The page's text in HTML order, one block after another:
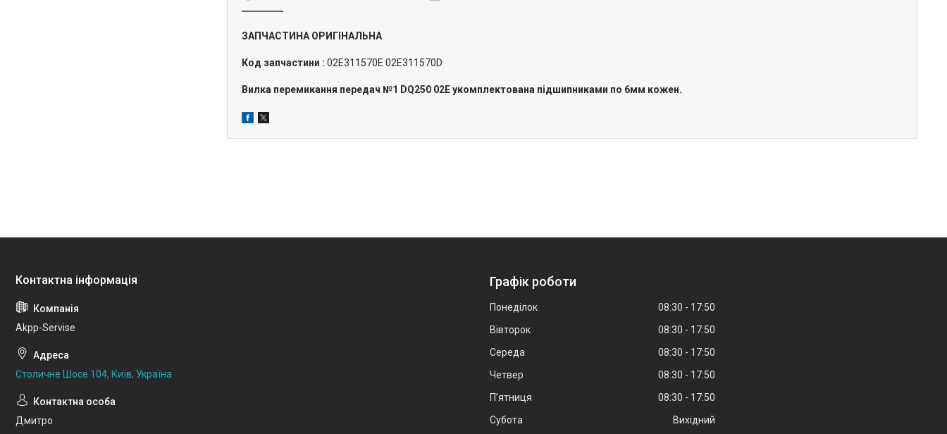
ЗАПЧАСТИНА ОРИГІНАЛЬНА
Код запчастини : 02E311570E 02E311570D
Вилка перемикання передач №1 DQ250 02E укомплектована підшипниками по 6мм кожен.
Akpp-Servise
Столичне Шосе 104, Київ, Україна
Дмитро
Графік роботи
Понеділок 08:30
17:50
Вівторок
08:30
17:50
Середа
08:30
17:50
Четвер
08:30
17:50
Пʼятниця
08:30
17:50
Субота
Вихідний